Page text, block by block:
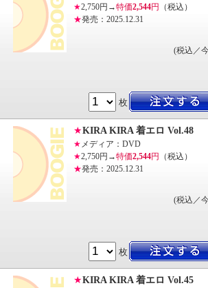
★2,750円→特価2,544円
（税込）
★発売：2025.12.31
(税込／
枚
★KIRA KIRA 着エロ Vol.48
★ メディア：DVD
★2,750円→特価2,544円
（税込）
★発売：2025.12.31
(税込／
枚
★KIRA KIRA 着エロ Vol.45